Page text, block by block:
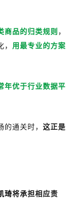
商品的归类规则，
用最专业的方案
年优于行业数据平
通关时， 这正是
琦将承担相应责